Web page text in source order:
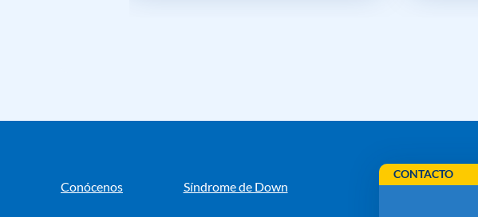
Conócenos Síndrome de Down
CONTACTO